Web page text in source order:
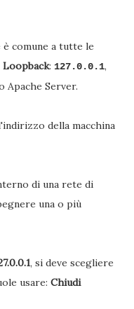
comune a tutte le
Loopback: 127.0.0.1,
Apache Server.
della macchina
di una rete di
una o più
, si deve scegliere
usare: Chiudi